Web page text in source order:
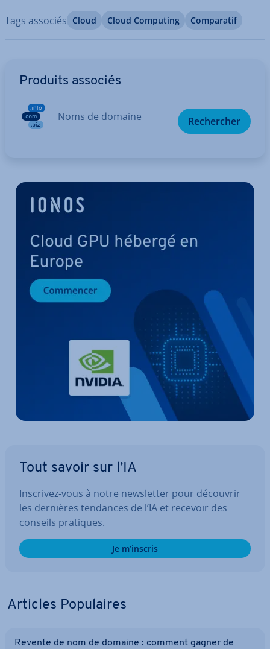
Tags associés Cloud Cloud Computing Com­pa­ra­tif
Produits associés
Noms de domaine Re­cher­cher
Tout savoir sur l’IA
Inscrivez-vous à notre news­let­ter pour découvrir
les dernières tendances de l’IA et recevoir des
conseils pratiques.
Je m’inscris
Articles Po­pu­laires
Revente de nom de domaine : comment gagner de